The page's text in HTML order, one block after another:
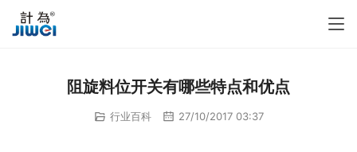
阻旋料位开关有哪些特点和优点
行业百科 27/10/2017 03:37